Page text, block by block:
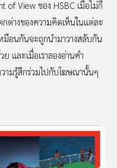
of View ของ HSBC เมื่อไม่กี่
ต่างของความคิดเห็นในแต่ละ
มือนกันจะถูกนำมาวางสลับกัน
และเมื่อเราลองอ่านคำ
ามรู้สึกร่วมไปกับโฆษณานั้นๆ